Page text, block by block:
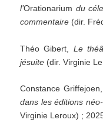
l’Orationarium du
commentaire (dir.
Théo Gibert, Le
jésuite (dir. Virginie
Constance
dans les éditions
Virginie Leroux) ;